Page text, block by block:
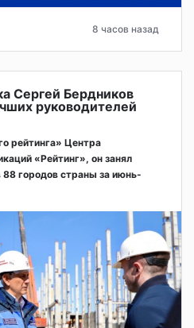
8 часов назад
Сергей Бердников
руководителей
рейтинга» Центра
«Рейтинг», он занял
88 городов страны за июнь-